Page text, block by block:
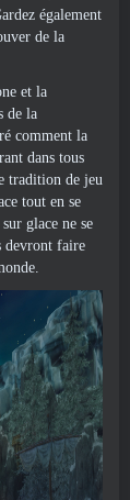
également
de la
et la
de la
comment la
dans tous
tradition de jeu
tout en se
glace ne se
devront faire